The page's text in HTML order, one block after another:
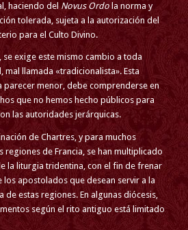
haciendo del Novus Ordola norma y
tolerada, sujeta a la autorización del
para el Culto Divino.
se exige este mismo cambio a toda
mal llamada «tradicionalista». Esta
menor, debe comprenderse en
que no hemos hecho públicos para
las autoridades jerárquicas.
de Chartres, y para muchos
de Francia, se han multiplicado
la liturgia tridentina, con el fin de frenar
apostolados que desean servir a la
de estas regiones. En algunas diócesis,
según el rito antiguo está limitado